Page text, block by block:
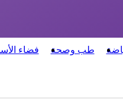
طب وصحة فضاء